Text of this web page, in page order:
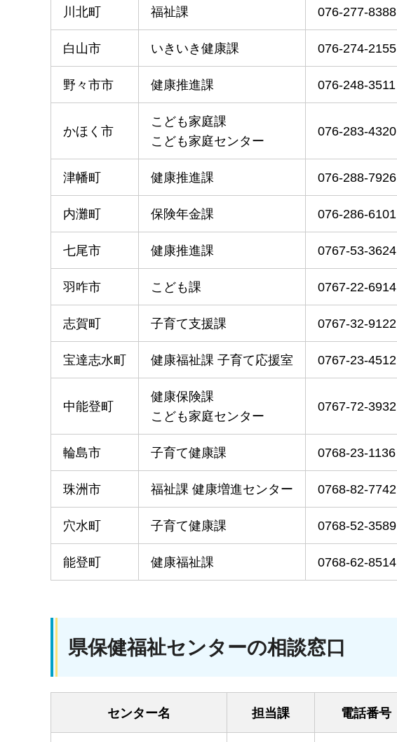
川北町 福祉課 076-277-8388
白山市 いきいき健康課 076-274-2155
野々市市 健康推進課 076-248-3511
かほく市
こども家庭課
こども家庭センター
076-283-4320
津幡町 健康推進課 076-288-7926
内灘町 保険年金課 076-286-6101
七尾市 健康推進課 0767-53-3624
羽咋市 こども課 0767-22-6914
志賀町 子育て支援課 0767-32-9122
宝達志水町 健康福祉課 子育て応援室 0767-23-4512
中能登町
健康保険課
こども家庭センター
0767-72-3932
輪島市 子育て健康課 0768-23-1136
珠洲市 福祉課 健康増進センター 0768-82-7742
穴水町 子育て健康課 0768-52-3589
能登町 健康福祉課 0768-62-8514
県保健福祉センターの相談窓口
センター名 担当課 電話番号